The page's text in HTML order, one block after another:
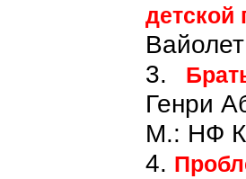
детской
3.
Генри
М.: НФ
4.